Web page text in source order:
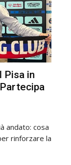
Pisa in
andato: cosa
rinforzare la